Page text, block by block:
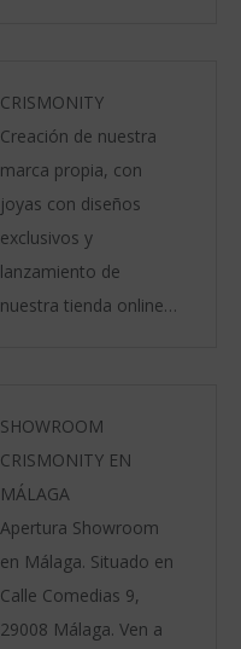
CRISMONITY
Creación de nuestra
marca propia, con
joyas con diseños
exclusivos y
lanzamiento de
nuestra tienda online
SHOWROOM
CRISMONITY EN
MÁLAGA
Apertura Showroom
en Málaga. Situado en
Calle Comedias 9,
29008 Málaga. Ven a